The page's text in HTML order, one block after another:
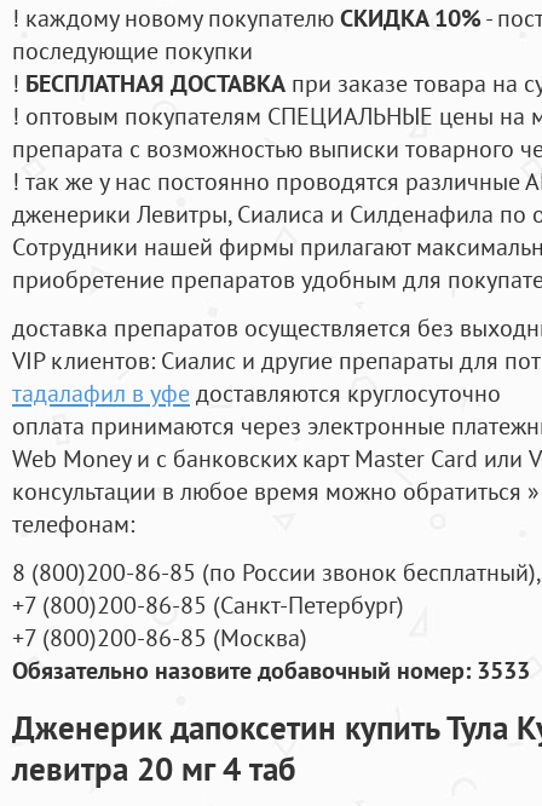
! каждому новому покупателюСКИДКА 10%-
последующие покупки
! БЕСПЛАТНАЯ ДОСТАВКА при заказе товара на
! оптовым покупателям СПЕЦИАЛЬНЫЕ цены на
препарата с возможностью выписки товарного
! так же у нас постоянно проводятся
дженерики Левитры, Сиалиса и Силденафила по
Cотрудники нашей фирмы прилагают
приобретение препаратов удобным для
доставка препаратов осуществляется без
VIP клиентов: Сиалис и другие препараты для
тадалафил в уфедоставляются круглосуточно
оплата принимаются через электронные
Web Money и с банковских карт Master Card или
консультации в любое время можно обратиться
телефонам:
8 (800)200-86-85 (по России звонок бесплатный),
+7 (800)200-86-85 (Санкт-Петербург)
+7 (800)200-86-85 (Москва)
Обязательно назовите добавочный номер: 3533
Дженерик дапоксетин купить Тула
левитра 20 мг 4 таб